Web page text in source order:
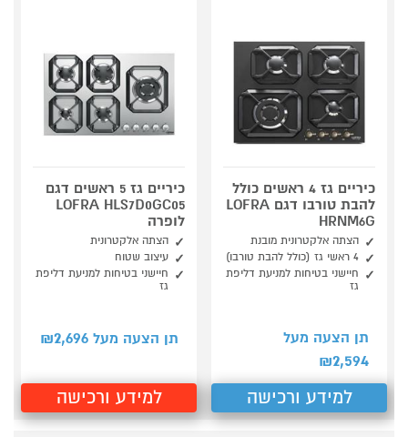
כיריים גז 4 ראשים כולל
להבת טורבו דגם LOFRA
HRNM6G
הצתה אלקטרונית מובנת
4 ראשי גז (כולל להבת טורבו)
חיישני בטיחות למניעת דליפת
גז
תן הצעה מעל
₪2,594
למידע ורכישה
כיריים גז 5 ראשים דגם
LOFRA HLS7D0GC05
לופרה
הצתה אלקטרונית
עיצוב שטוח
חיישני בטיחות למניעת דליפת
גז
תן הצעה מעל ₪ 2,696
למידע ורכישה